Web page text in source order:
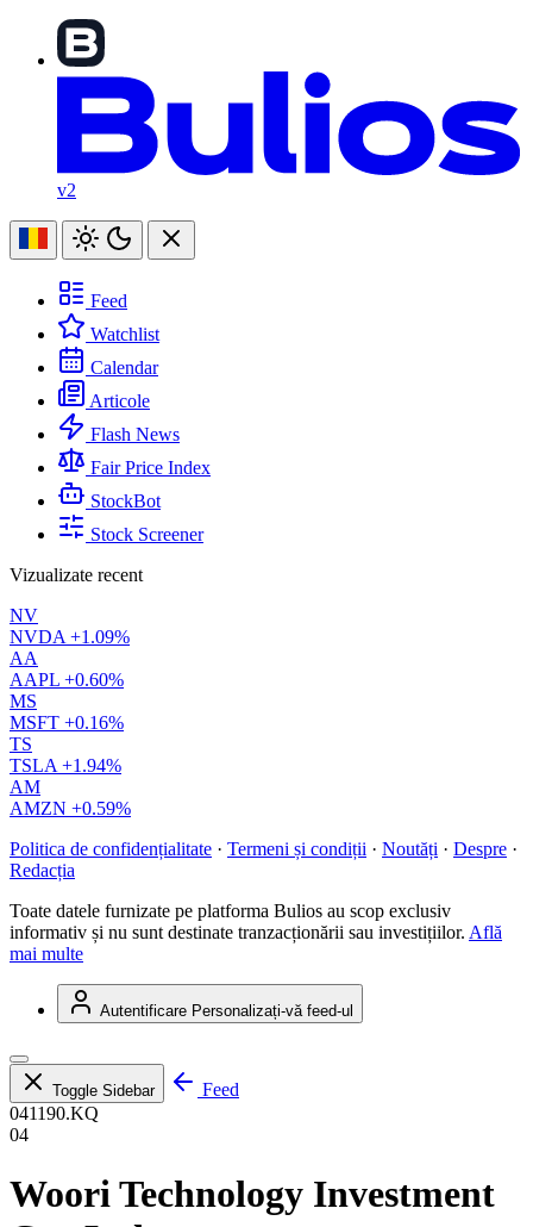
v2
Feed
Watchlist
Calendar
Articole
Flash News
Fair Price Index
StockBot
Stock Screener
Vizualizate recent
NV
NVDA +1.09%
AA
AAPL +0.60%
MS
MSFT +0.16%
TS
TSLA +1.94%
AM
AMZN +0.59%
Politica de confidențialitate · Termeni și condiții · Noutăți · Despre ·
Redacția
Toate datele furnizate pe platforma Bulios au scop exclusiv
informativ și nu sunt destinate tranzacționării sau investițiilor. Află
mai multe
Autentificare Personalizați-vă feed-ul
Toggle Sidebar
Feed
041190.KQ
04
Woori Technology Investment